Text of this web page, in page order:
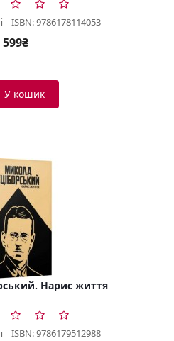
ISBN: 9786178114053
599₴
У кошик
Нарис життя
ISBN: 9786179512988